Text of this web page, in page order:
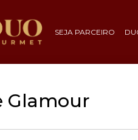
SEJA PARCEIRO
Glamour